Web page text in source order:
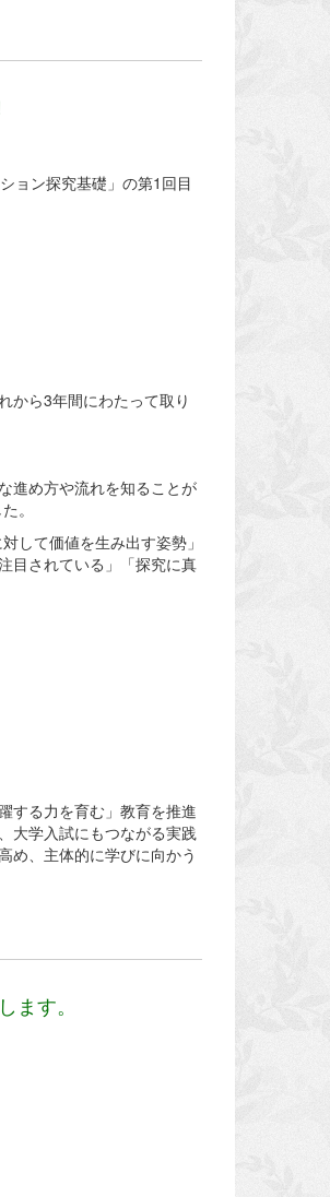
ョン探究基礎」の第1回目
から3年間にわたって取り
進め方や流れを知ることが
。
して価値を生み出す姿勢」
目されている」「探究に真
する力を育む」教育を推進
大学入試にもつながる実践
め、主体的に学びに向かう
す。